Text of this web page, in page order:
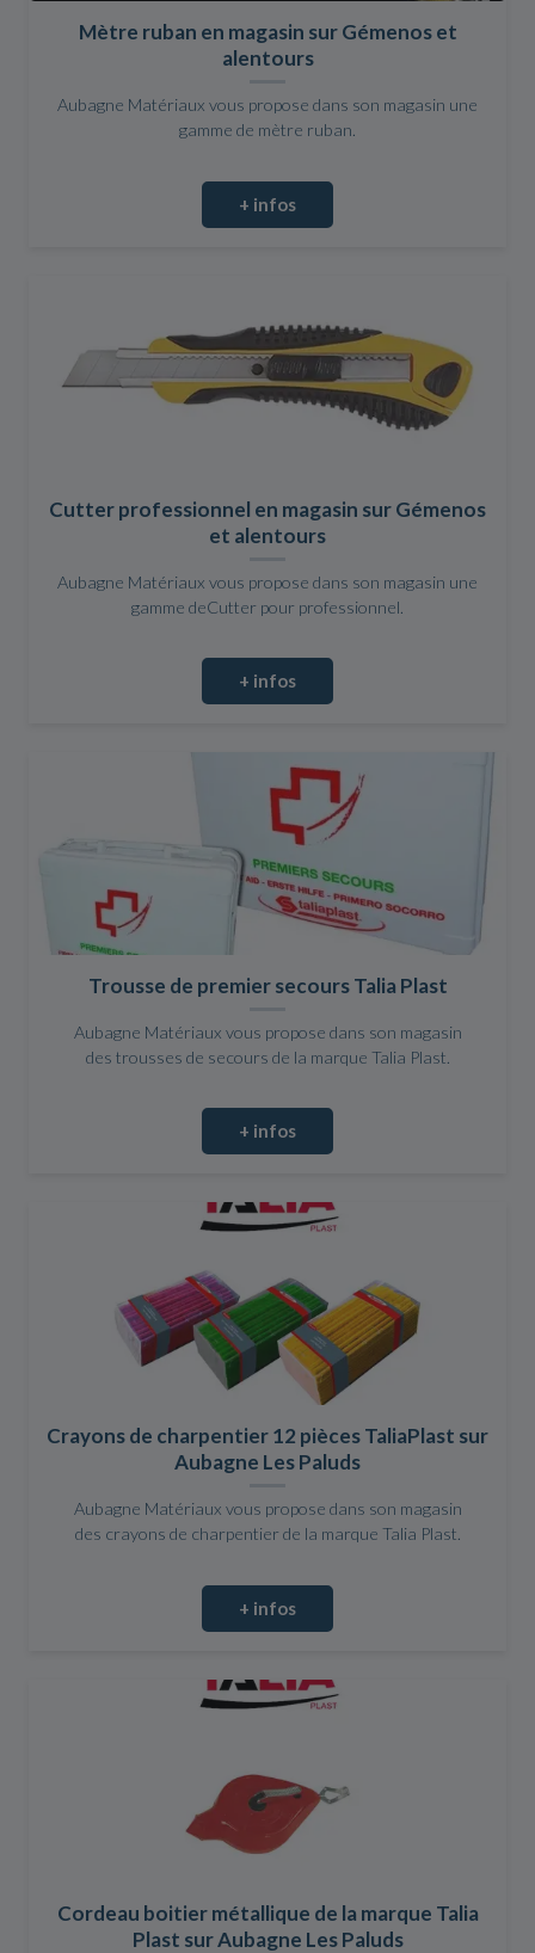
Mètre ruban en magasin sur Gémenos et
alentours
Aubagne Matériaux vous propose dans son magasin une
gamme de mètre ruban.
+ infos
Cutter professionnel en magasin sur Gémenos
et alentours
Aubagne Matériaux vous propose dans son magasin une
gamme deCutter pour professionnel.
+ infos
Trousse de premier secours Talia Plast
Aubagne Matériaux vous propose dans son magasin
des trousses de secours de la marque Talia Plast.
+ infos
Crayons de charpentier 12 pièces TaliaPlast sur
Aubagne Les Paluds
Aubagne Matériaux vous propose dans son magasin
des crayons de charpentier de la marque Talia Plast.
+ infos
Cordeau boitier métallique de la marque Talia
Plast sur Aubagne Les Paluds